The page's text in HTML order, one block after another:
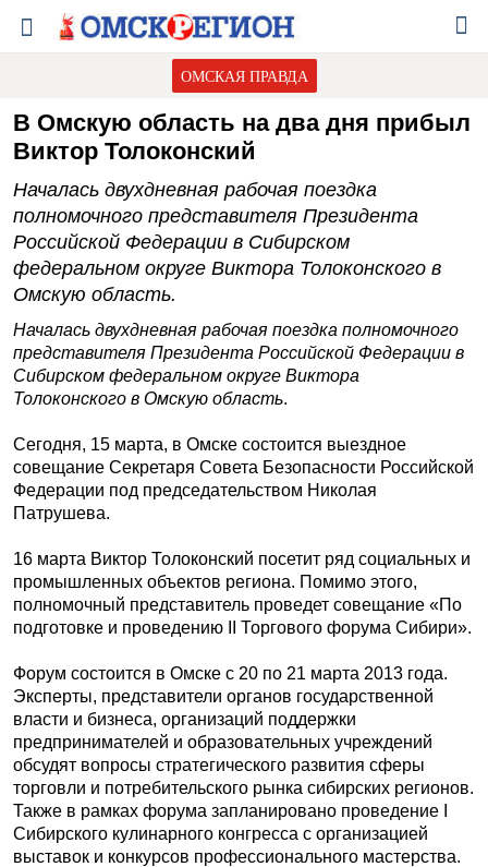
ОМСКАЯ ПРАВДА
В Омскую область на два дня прибыл
Виктор Толоконский
Началась двухдневная рабочая поездка
полномочного представителя Президента
Российской Федерации в Сибирском
федеральном округе Виктора Толоконского в
Омскую область.
Началась двухдневная рабочая поездка полномочного
представителя Президента Российской Федерации в
Сибирском федеральном округе Виктора
Толоконского в Омскую область.
Сегодня, 15 марта, в Омске состоится выездное
совещание Секретаря Совета Безопасности Российской
Федерации под председательством Николая
Патрушева.
16 марта Виктор Толоконский посетит ряд социальных и
промышленных объектов региона. Помимо этого,
полномочный представитель проведет совещание «По
подготовке и проведению II Торгового форума Сибири».
Форум состоится в Омске с 20 по 21 марта 2013 года.
Эксперты, представители органов государственной
власти и бизнеса, организаций поддержки
предпринимателей и образовательных учреждений
обсудят вопросы стратегического развития сферы
торговли и потребительского рынка сибирских регионов.
Также в рамках форума запланировано проведение I
Сибирского кулинарного конгресса с организацией
выставок и конкурсов профессионального мастерства.